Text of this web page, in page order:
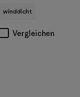
winddicht
Vergleichen